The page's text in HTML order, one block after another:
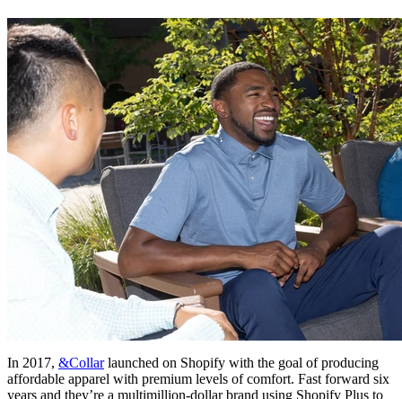
In 2017, &Collarlaunched on Shopify with the goal of producing
affordable apparel with premium levels of comfort. Fast forward six
years and they’re a multimillion-dollar brand using Shopify Plus to